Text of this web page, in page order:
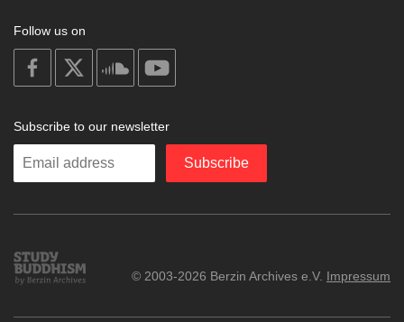
Follow us on
on
facebook
soundcloud
Subscribe to our newsletter
Enter
Subscribe
Study
Buddhism
© 2003-2026 Berzin Archives e.V. Impressum